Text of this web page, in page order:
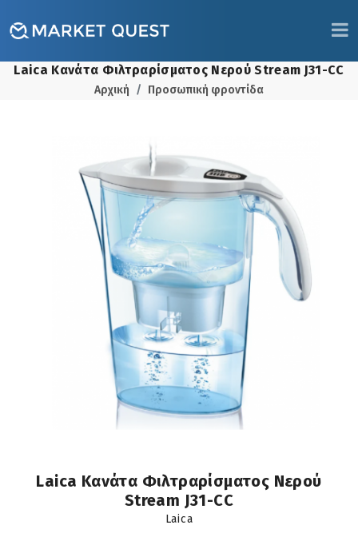
Laica Κανάτα Φιλτραρίσματος Νερού Stream J31-CC
Αρχική Προσωπική φροντίδα
Laica Κανάτα Φιλτραρίσματος Νερού
Stream J31-CC
Laica